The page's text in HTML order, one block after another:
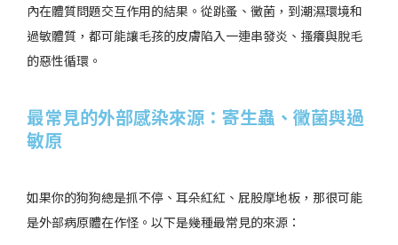
內在體質問題交互作用的結果。從跳蚤、黴菌，到潮濕環境和
過敏體質，都可能讓毛孩的皮膚陷入一連串發炎、搔癢與脫毛
的惡性循環。
最常見的外部感染來源：寄生蟲、黴菌與過
敏原
如果你的狗狗總是抓不停、耳朵紅紅、屁股摩地板，那很可能
是外部病原體在作怪。以下是幾種最常見的來源：